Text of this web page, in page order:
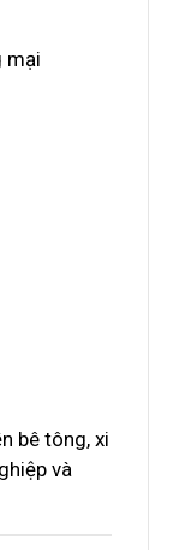
mại
bê tông, xi
và